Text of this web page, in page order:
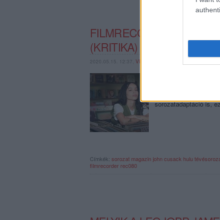
FILMRECORDER. AZ
(KRITIKA)
2020.05.15. 12:37, VFERI
megunhatatlan
sorozatadaptáció is,
Címkék: sorozat magazin john cusack hulu
filmrecorder rec080